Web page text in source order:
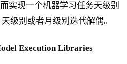
实现一个机器学习任务天级别
级别或者月级别迭代解偶。
Execution Libraries